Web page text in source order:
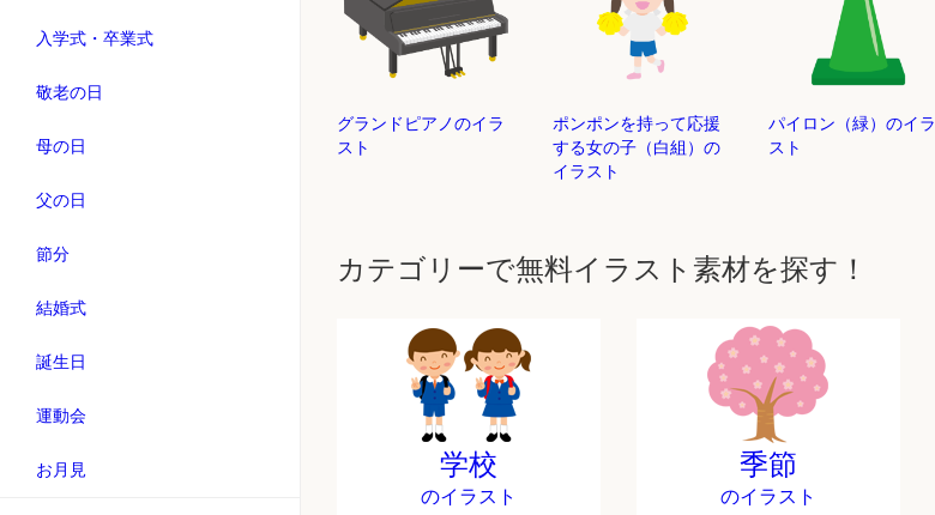
入学式・卒業式
敬老の日
母の日
父の日
節分
結婚式
誕生日
運動会
お月見
グランドピアノのイラ
スト
ポンポンを持って応援
する女の子（白組）の
イラスト
パイロン（緑）のイラ
スト
カテゴリーで無料イラスト素材を探す！
学校
のイラスト
季節
のイラスト